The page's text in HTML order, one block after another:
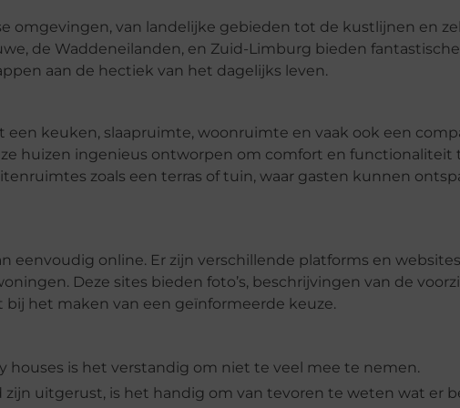
omgevingen, van landelijke gebieden tot de kustlijnen en
de Waddeneilanden, en Zuid-Limburg bieden fantastische
aan de hectiek van het dagelijks leven.
keuken, slaapruimte, woonruimte en vaak ook een
huizen ingenieus ontworpen om comfort en functionaliteit
zoals een terras of tuin, waar gasten kunnen
eenvoudig online. Er zijn verschillende platforms en
Deze sites bieden foto’s, beschrijvingen van de
het maken van een geïnformeerde keuze.
houses is het verstandig om niet te veel mee te nemen.
zijn uitgerust, is het handig om van tevoren te weten wat er